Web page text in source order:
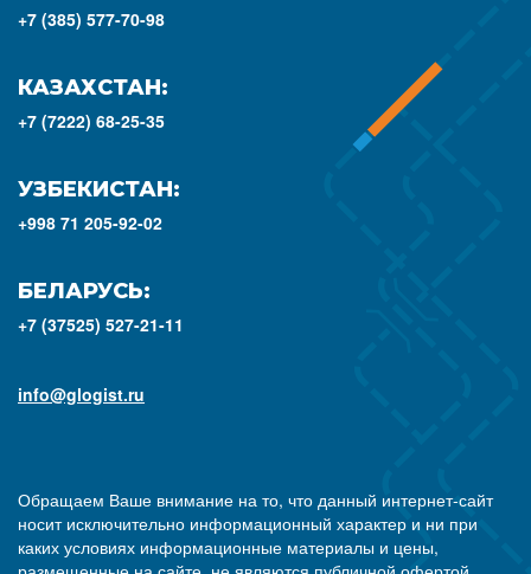
+7 (385) 577-70-98
КАЗАХСТАН:
+7 (7222) 68-25-35
УЗБЕКИСТАН:
+998 71 205-92-02
БЕЛАРУСЬ:
+7 (37525) 527-21-11
info@glogist.ru
Обращаем Ваше внимание на то, что данный интернет-сайт
носит исключительно информационный характер и ни при
каких условиях информационные материалы и цены,